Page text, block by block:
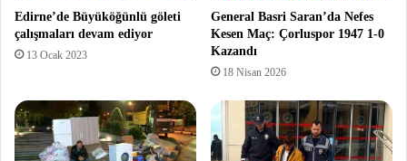
Edirne’de Büyüköğünlü göleti
çalışmaları devam ediyor
13 Ocak 2023
General Basri Saran’da Nefes
Kesen Maç: Çorluspor 1947 1-0
Kazandı
18 Nisan 2026